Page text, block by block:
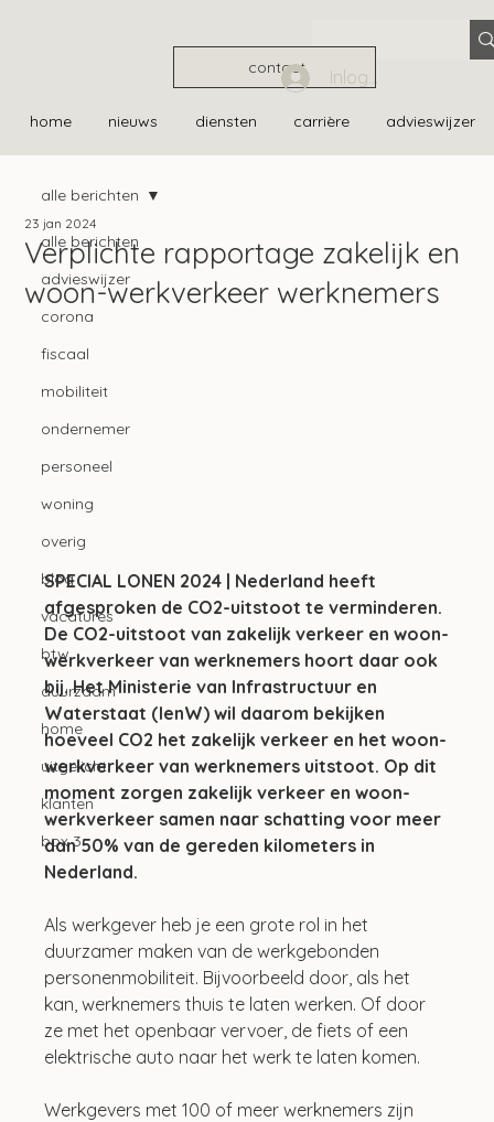
contact
home nieuws diensten carrière advieswijzer
Inloggen
alle berichten
advieswijzer
corona
fiscaal
mobiliteit
ondernemer
personeel
woning
overig
blog
vacatures
btw
duurzaam
home
uitgelicht
klanten
box 3
alle berichten
Verplichte rapportage zakelijk en
woon-werkverkeer werknemers
23 jan 2024
SPECIAL LONEN 2024 | Nederland heeft
afgesproken de CO2-uitstoot te verminderen.
De CO2-uitstoot van zakelijk verkeer en woon-
werkverkeer van werknemers hoort daar ook
bij. Het Ministerie van Infrastructuur en
Waterstaat (IenW) wil daarom bekijken
hoeveel CO2 het zakelijk verkeer en het woon-
werkverkeer van werknemers uitstoot. Op dit
moment zorgen zakelijk verkeer en woon-
werkverkeer samen naar schatting voor meer
dan 50% van de gereden kilometers in
Nederland.
Als werkgever heb je een grote rol in het
duurzamer maken van de werkgebonden
personenmobiliteit. Bijvoorbeeld door, als het
kan, werknemers thuis te laten werken. Of door
ze met het openbaar vervoer, de fiets of een
elektrische auto naar het werk te laten komen.
Werkgevers met 100 of meer werknemers zijn